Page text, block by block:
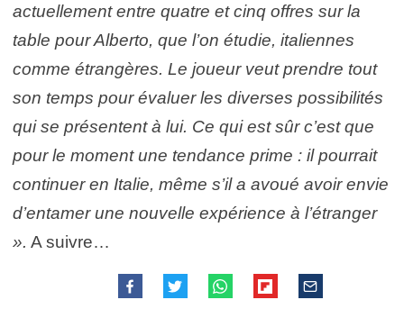
actuellement entre quatre et cinq offres sur la
table pour Alberto, que l’on étudie, italiennes
comme étrangères. Le joueur veut prendre tout
son temps pour évaluer les diverses possibilités
qui se présentent à lui. Ce qui est sûr c’est que
pour le moment une tendance prime : il pourrait
continuer en Italie, même s’il a avoué avoir envie
d’entamer une nouvelle expérience à l’étranger
». A suivre…